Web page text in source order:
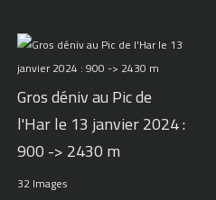
Gros déniv au Pic de
l'Har le 13 janvier 2024 :
900 -> 2430 m
32 Images